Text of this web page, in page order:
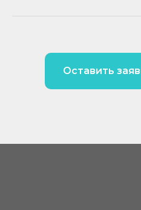
Оставить